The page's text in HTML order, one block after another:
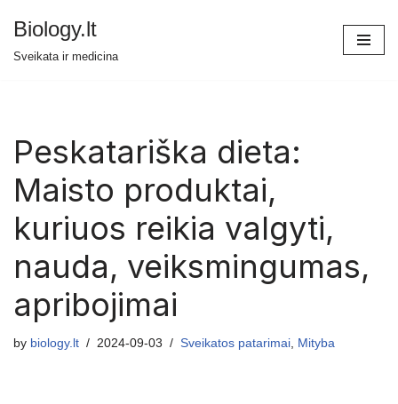
Biology.lt
Sveikata ir medicina
Peskatariška dieta:
Maisto produktai,
kuriuos reikia valgyti,
nauda, veiksmingumas,
apribojimai
by biology.lt 2024-09-03 Sveikatos patarimai, Mityba